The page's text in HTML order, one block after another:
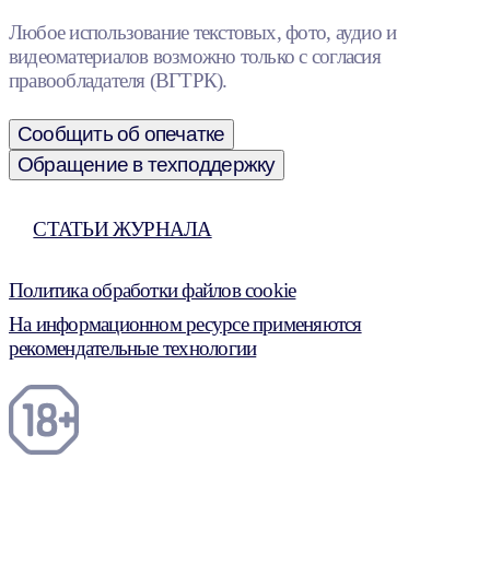
Любое использование текстовых, фото, аудио и
видеоматериалов возможно только с согласия
правообладателя (ВГТРК).
Сообщить об опечатке
Обращение в техподдержку
СТАТЬИ ЖУРНАЛА
Политика обработки файлов cookie
На информационном ресурсе применяются
рекомендательные технологии